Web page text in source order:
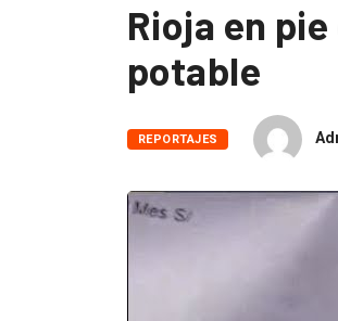
Rioja en
potable
REPORTAJES